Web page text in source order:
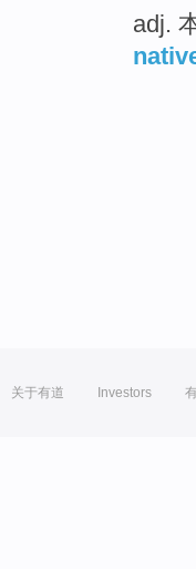
adj.
关于有道 Investors